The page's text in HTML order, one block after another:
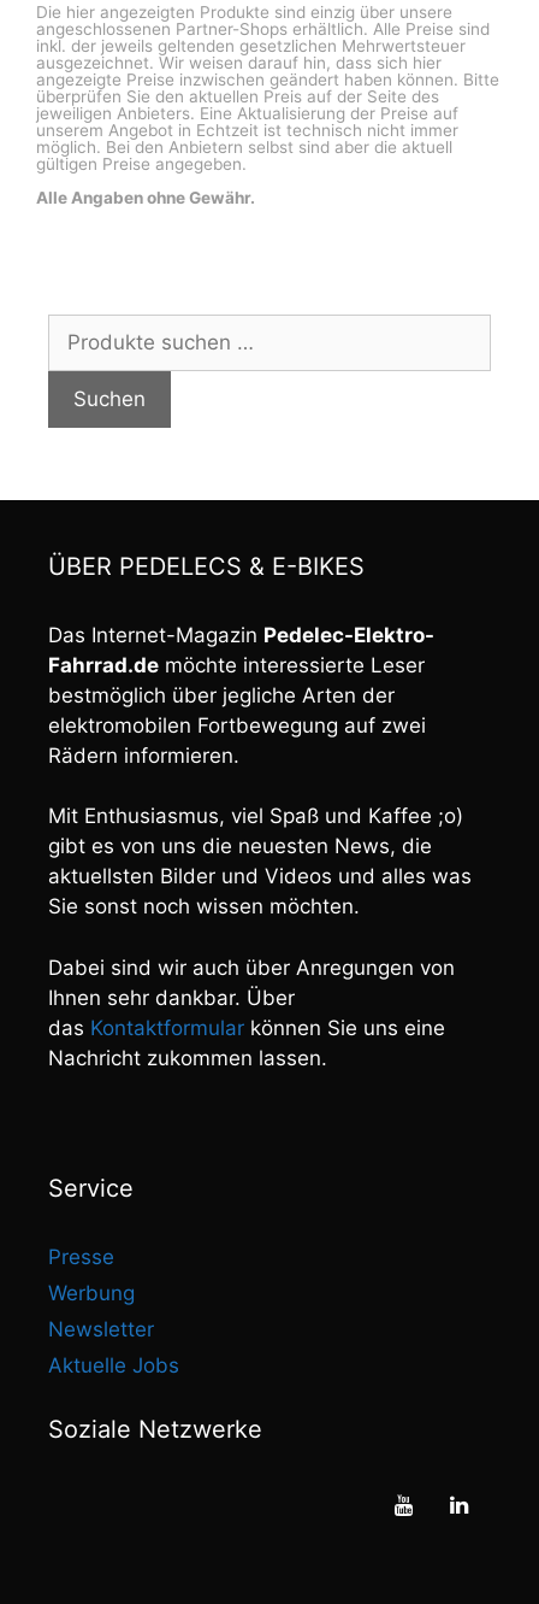
Die hier angezeigten Produkte sind einzig über unsere
angeschlossenen Partner-Shops erhältlich. Alle Preise sind
inkl. der jeweils geltenden gesetzlichen Mehrwertsteuer
ausgezeichnet. Wir weisen darauf hin, dass sich hier
angezeigte Preise inzwischen geändert haben können. Bitte
überprüfen Sie den aktuellen Preis auf der Seite des
jeweiligen Anbieters. Eine Aktualisierung der Preise auf
unserem Angebot in Echtzeit ist technisch nicht immer
möglich. Bei den Anbietern selbst sind aber die aktuell
gültigen Preise angegeben.
Alle Angaben ohne Gewähr.
nach:
Suchen
ÜBER PEDELECS & E-BIKES
Das Internet-Magazin Pedelec-Elektro-
Fahrrad.de möchte interessierte Leser
bestmöglich über jegliche Arten der
elektromobilen Fortbewegung auf zwei
Rädern informieren.
Mit Enthusiasmus, viel Spaß und Kaffee ;o)
gibt es von uns die neuesten News, die
aktuellsten Bilder und Videos und alles was
Sie sonst noch wissen möchten.
Dabei sind wir auch über Anregungen von
Ihnen sehr dankbar. Über
das Kontaktformular können Sie uns eine
Nachricht zukommen lassen.
Service
Presse
Werbung
Newsletter
Aktuelle Jobs
Soziale Netzwerke